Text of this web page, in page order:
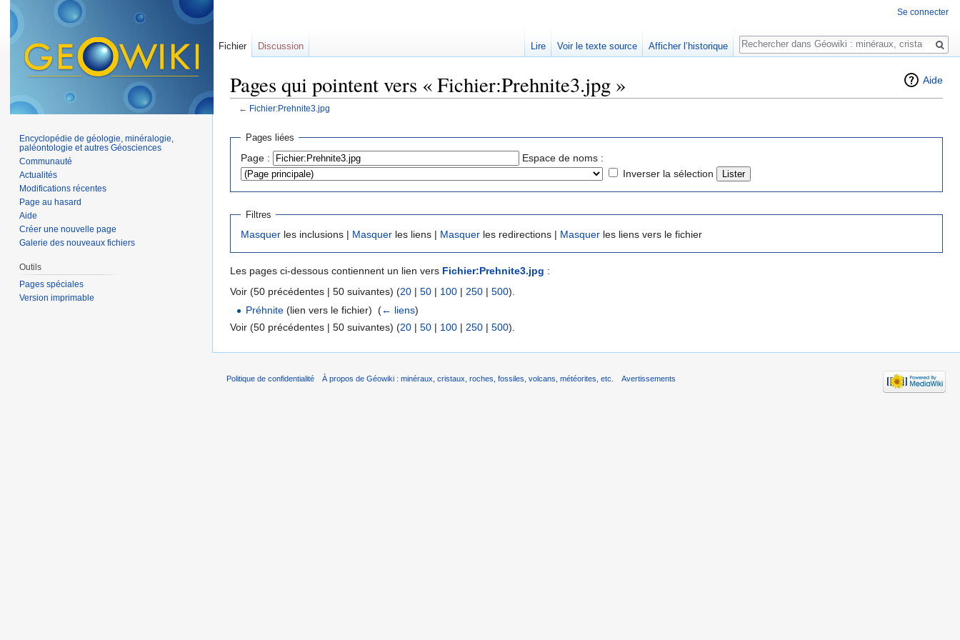
Aide
Pages qui pointent vers « Fichier:Prehnite3.jpg »
← Fichier:Prehnite3.jpg
Pages liées
Page :
Espace de noms :
Inverser la sélection
Filtres
Masquer les inclusions | Masquer les liens | Masquer les redirections | Masquer les liens vers le fichier
Les pages ci-dessous contiennent un lien vers Fichier:Prehnite3.jpg :
Voir (50 précédentes | 50 suivantes) (20 | 50 | 100 | 250 | 500).
Préhnite (lien vers le fichier) ‎(← liens)
Voir (50 précédentes | 50 suivantes) (20 | 50 | 100 | 250 | 500).
Se connecter
Fichier Discussion Lire Voir le texte source Afficher l’historique
Rechercher
Encyclopédie de géologie, minéralogie,
paléontologie et autres Géosciences
Communauté
Actualités
Modifications récentes
Page au hasard
Aide
Créer une nouvelle page
Galerie des nouveaux fichiers
Outils
Pages spéciales
Version imprimable
Politique de confidentialité À propos de Géowiki : minéraux, cristaux, roches, fossiles, volcans, météorites, etc. Avertissements